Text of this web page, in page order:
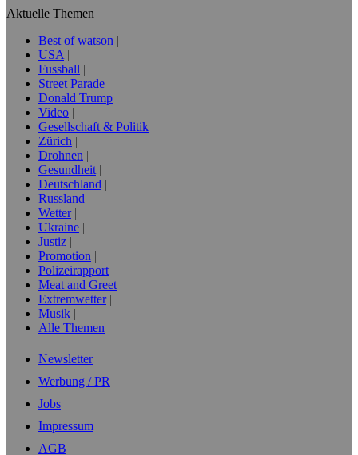
Aktuelle Themen
Best of watson
USA
Fussball
Street Parade
Donald Trump
Video
Gesellschaft & Politik
Zürich
Drohnen
Gesundheit
Deutschland
Russland
Wetter
Ukraine
Justiz
Promotion
Polizeirapport
Meat and Greet
Extremwetter
Musik
Alle Themen
Newsletter
Werbung / PR
Jobs
Impressum
AGB